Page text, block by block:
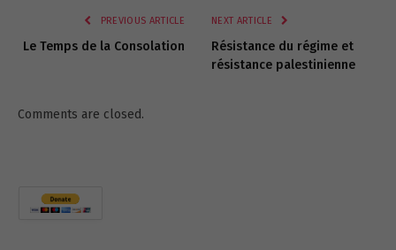
PREVIOUS ARTICLE
Le Temps de la Consolation
NEXT ARTICLE
Résistance du régime et
résistance palestinienne
Comments are closed.